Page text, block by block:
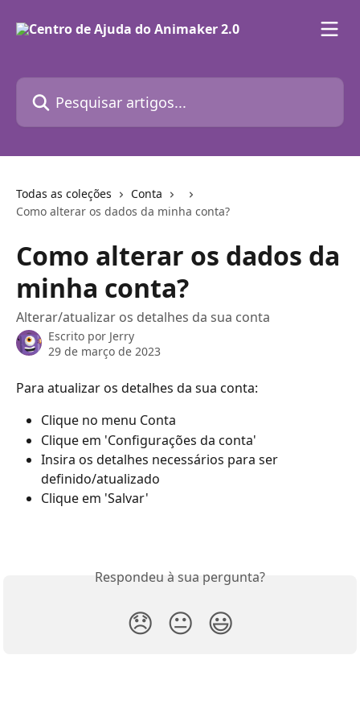
Pesquisar artigos...
Todas as coleções
Conta
Como alterar os dados da minha conta?
Como alterar os dados da
minha conta?
Alterar/atualizar os detalhes da sua conta
Escrito por Jerry
29 de março de 2023
Para atualizar os detalhes da sua conta:
Clique no menu Conta
Clique em 'Configurações da conta'
Insira os detalhes necessários para ser
definido/atualizado
Clique em 'Salvar'
Respondeu à sua pergunta?
😞 😐 😃